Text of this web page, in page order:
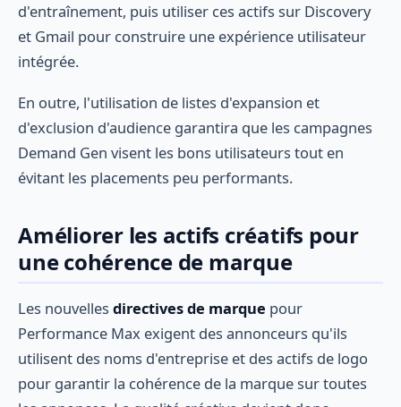
d'entraînement, puis utiliser ces actifs sur Discovery
et Gmail pour construire une expérience utilisateur
intégrée.
En outre, l'utilisation de listes d'expansion et
d'exclusion d'audience garantira que les campagnes
Demand Gen visent les bons utilisateurs tout en
évitant les placements peu performants.
Améliorer les actifs créatifs pour
une cohérence de marque
Les nouvelles directives de marque pour
Performance Max exigent des annonceurs qu'ils
utilisent des noms d'entreprise et des actifs de logo
pour garantir la cohérence de la marque sur toutes